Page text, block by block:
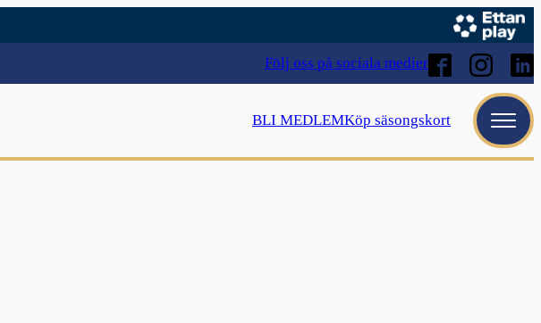
Följ oss på sociala medier
BLI MEDLEMKöp säsongskort